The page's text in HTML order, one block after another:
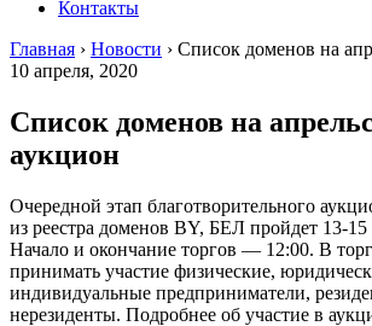
Контакты
Главная › Новости › Список доменов на
10 апреля, 2020
Список доменов на
аукцион
Очередной этап благотворительного
из реестра доменов BY, БЕЛ пройдет 13-15
Начало и окончание торгов — 12:00. В
принимать участие физические,
индивидуальные предприниматели,
нерезиденты. Подробнее об участие в